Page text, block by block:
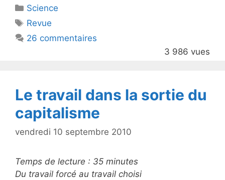
er e
o
Catégories
Science
Étiquettes
Revue
26 commentaires
3 986 vues
Le travail dans la sortie du
capitalisme
vendredi 10 septembre 2010
Temps de lecture : 35 minutes
Du travail forcé au travail choisi